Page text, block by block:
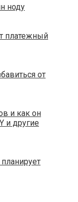
ноду
платежный
от
и как он
и другие